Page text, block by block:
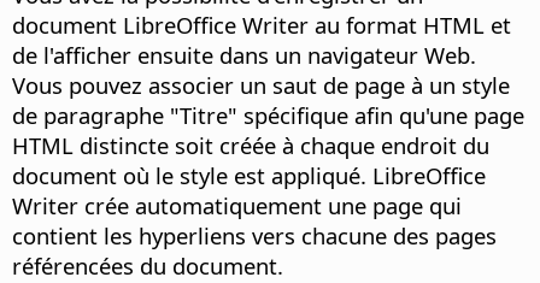
document LibreOffice Writer au format HTML et
de l'afficher ensuite dans un navigateur Web.
Vous pouvez associer un saut de page à un style
de paragraphe "Titre" spécifique afin qu'une page
HTML distincte soit créée à chaque endroit du
document où le style est appliqué. LibreOffice
Writer crée automatiquement une page qui
contient les hyperliens vers chacune des pages
référencées du document.